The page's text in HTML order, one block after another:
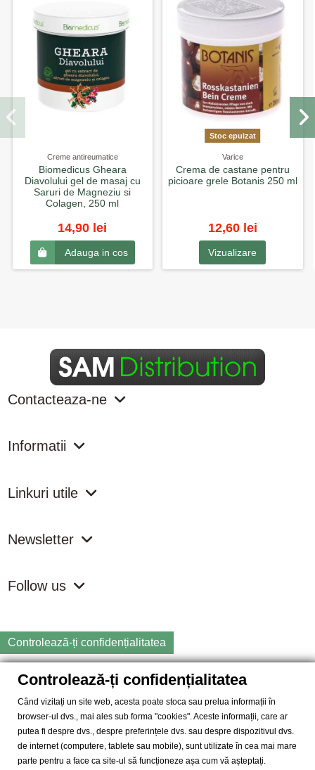
Creme antireumatice
Biomedicus Gheara
Diavolului gel de masaj cu
Saruri de Magneziu si
Colagen, 250 ml
14,90 lei
Adauga in cos
Stoc epuizat
Varice
Crema de castane pentru
picioare grele Botanis 250 ml
12,60 lei
Vizualizare
Contacteaza-ne
Informatii
Linkuri utile
Newsletter
Follow us
Controlează-ți confidențialitatea
Copyright
2026 samdistribution.ro - Magazin online cu Produse
SAM DISTRIBUTION S.R.L.- Cod fiscal: RO14935035, Registrul
Comertului: J40/10004/2002, Adresa: Str. Dimieni, nr. 7, Bucuresti,
sector 5.
Controlează-ți confidențialitatea
Când vizitați un site web, acesta poate stoca sau prelua informații în
browser-ul dvs., mai ales sub forma "cookies". Aceste informații, care ar
putea fi despre dvs., despre preferințele dvs. sau despre dispozitivul dvs.
de internet (computere, tablete sau mobile), sunt utilizate în cea mai mare
parte pentru a face ca site-ul să funcționeze așa cum vă așteptați.